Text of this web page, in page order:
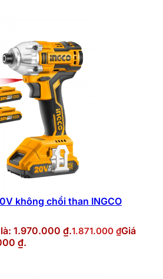
không chổi than INGCO
1.970.000 ₫.1.871.000 ₫Giá
₫.